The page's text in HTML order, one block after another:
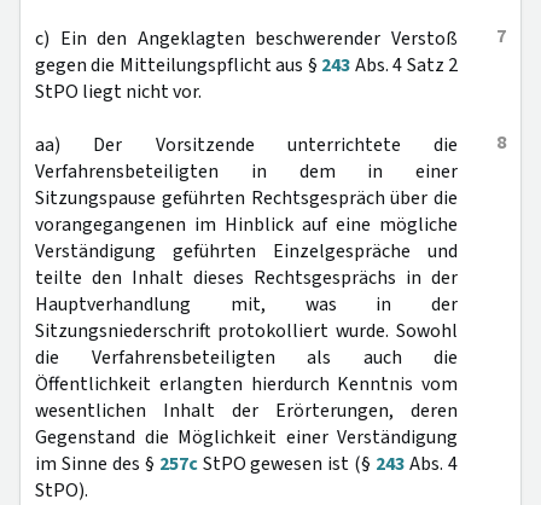
7
c) Ein den Angeklagten beschwerender Verstoß
gegen die Mitteilungspflicht aus § 243Abs. 4 Satz 2
StPO liegt nicht vor.
8
aa) Der Vorsitzende unterrichtete die
Verfahrensbeteiligten in dem in einer
Sitzungspause geführten Rechtsgespräch über die
vorangegangenen im Hinblick auf eine mögliche
Verständigung geführten Einzelgespräche und
teilte den Inhalt dieses Rechtsgesprächs in der
Hauptverhandlung mit, was in der
Sitzungsniederschrift protokolliert wurde. Sowohl
die Verfahrensbeteiligten als auch die
Öffentlichkeit erlangten hierdurch Kenntnis vom
wesentlichen Inhalt der Erörterungen, deren
Gegenstand die Möglichkeit einer Verständigung
im Sinne des § 257cStPO gewesen ist (§ 243Abs. 4
StPO).